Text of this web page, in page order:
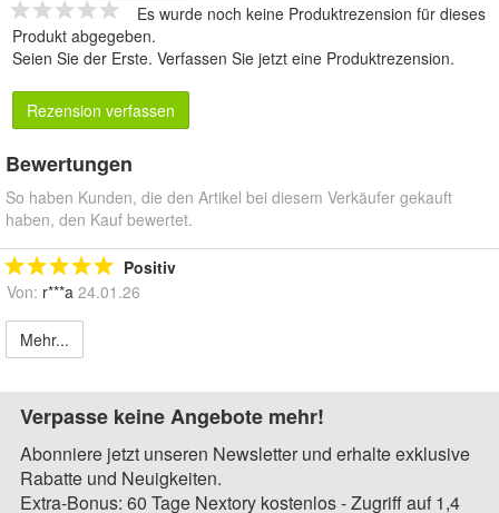
Es wurde noch keine Produktrezension für dieses
Produkt abgegeben.
Seien Sie der Erste. Verfassen Sie jetzt eine Produktrezension.
Rezension verfassen
Bewertungen
So haben Kunden, die den Artikel bei diesem Verkäufer gekauft
haben, den Kauf bewertet.
Positiv
Von: r***a 24.01.26
Mehr...
Verpasse keine Angebote mehr!
Abonniere jetzt unseren Newsletter und erhalte exklusive
Rabatte und Neuigkeiten.
Extra-Bonus: 60 Tage Nextory kostenlos - Zugriff auf 1,4